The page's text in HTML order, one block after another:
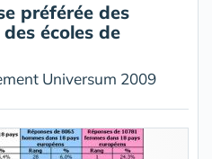
préférée des
écoles de
Universum 2009